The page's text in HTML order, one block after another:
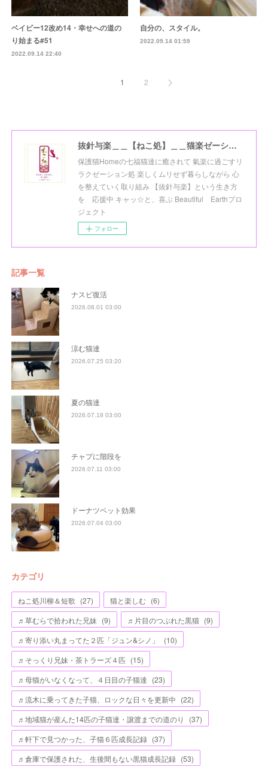
ベイビー12改め14・幸せへの道の
り始まる#51
2022.09.14 22:40
自分の、スタイル。
2022.09.14 01:59
1 2
抜針与楽＿＿【ねこ処】＿＿猫楽ゼーションHome☆
保護猫Homeの七福猫達に癒されて 氣楽に過ごすリ
ラクゼーション処 楽しくムリせず暮らしながら 心
を整えていく取り組み 【抜針与楽】という生き方
を 応援中 キャッ☆と、喜ぶ Beautiful Earthプロ
ジェクト
フォロー
記事一覧
ナスビ復活
2026.08.01 03:00
涼む猫達
2026.07.25 03:20
夏の猫達
2026.07.18 03:00
チャプに階段を
2026.07.11 03:00
ドーナツベット効果
2026.07.04 03:00
カテゴリ
ねこ処川柳＆短歌 (27) 猫と楽しむ (6)
♬草むらで拾われた兄妹 (9) ♬片目のつぶれた黒猫 (9)
♬寄り添い丸まってた２匹「ジュン&シノ」
(10)
♬そっくり兄妹・茶トラーズ４匹 (15)
♬母猫がいなくなって、４日目の子猫達 (23)
♬流木に乗ってきた子猫、ロックな日々を更新中 (22)
♬地域猫が産んた14匹の子猫達・譲渡までの道のり
(37)
♬軒下で見つかった、子猫６匹成長記録 (37)
♬倉庫で保護された、生後間もない黒猫成長記録 (53)